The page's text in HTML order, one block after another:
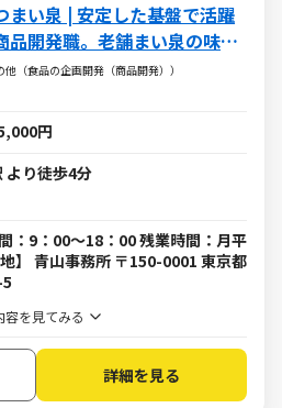
まい泉 | 安定した基盤で活躍
品開発職。老舗まい泉の味を
せんか？
（食品の企画開発（商品開発））
円
より徒歩4分
：9：00～18：00 残業時間：月平
】 青山事務所 〒150-0001 東京都
容を見てみる
詳細を見る